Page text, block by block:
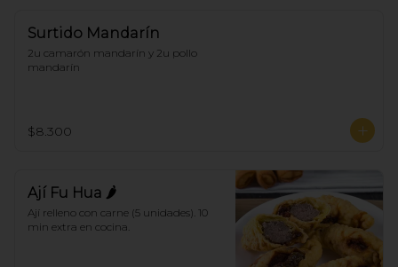
Surtido Mandarín
2u camarón mandarín y 2u pollo
mandarín
$8.300
Ají Fu Hua 🌶
Ají relleno con carne (5 unidades). 10
min extra en cocina.